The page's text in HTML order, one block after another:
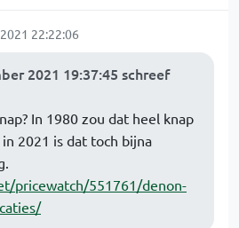
22:22:06
2021 19:37:45 schreef
In 1980 zou dat heel knap
2021 is dat toch bijna
pricewatch/551761/denon-